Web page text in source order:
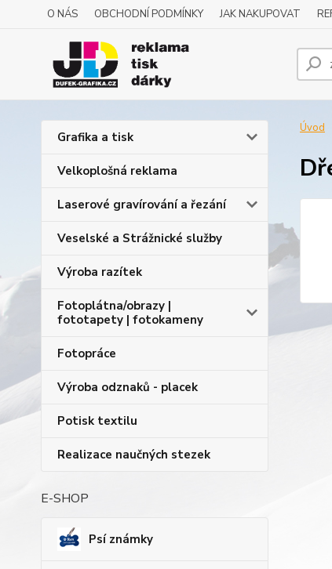
O NÁS OBCHODNÍ PODMÍNKY JAK NAKUPOVAT
Grafika a tisk
Velkoplošná reklama
Laserové gravírování a řezání
Veselské a Strážnické služby
Výroba razítek
Fotoplátna/obrazy |
fototapety | fotokameny
Fotopráce
Výroba odznaků - placek
Potisk textilu
Realizace naučných stezek
E-SHOP
Psí známky
Úvod